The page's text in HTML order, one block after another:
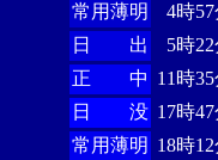
常用薄明
4時57
日 出
5時
正 中 11時
日 没 17時
常用薄明 18時